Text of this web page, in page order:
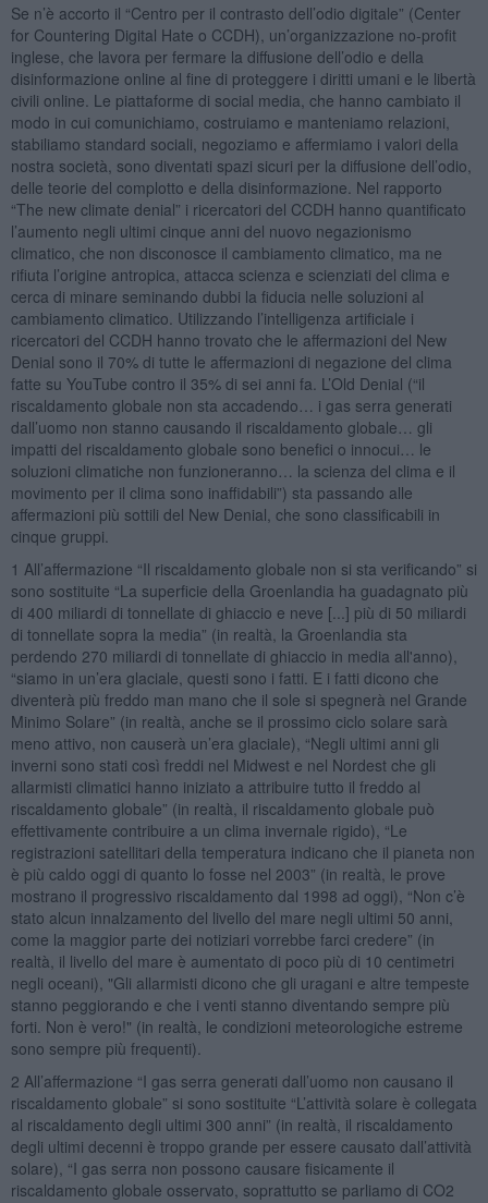
Se n’è accorto il “Centro per il contrasto dell’odio digitale” (Center
for Countering Digital Hate o CCDH), un’organizzazione no-profit
inglese, che lavora per fermare la diffusione dell’odio e della
disinformazione online al fine di proteggere i diritti umani e le libertà
civili online. Le piattaforme di social media, che hanno cambiato il
modo in cui comunichiamo, costruiamo e manteniamo relazioni,
stabiliamo standard sociali, negoziamo e affermiamo i valori della
nostra società, sono diventati spazi sicuri per la diffusione dell’odio,
delle teorie del complotto e della disinformazione. Nel rapporto
“The new climate denial” i ricercatori del CCDH hanno quantificato
l’aumento negli ultimi cinque anni del nuovo negazionismo
climatico, che non disconosce il cambiamento climatico, ma ne
rifiuta l’origine antropica, attacca scienza e scienziati del clima e
cerca di minare seminando dubbi la fiducia nelle soluzioni al
cambiamento climatico. Utilizzando l’intelligenza artificiale i
ricercatori del CCDH hanno trovato che le affermazioni del New
Denial sono il 70% di tutte le affermazioni di negazione del clima
fatte su YouTube contro il 35% di sei anni fa. L’Old Denial (“il
riscaldamento globale non sta accadendo… i gas serra generati
dall’uomo non stanno causando il riscaldamento globale… gli
impatti del riscaldamento globale sono benefici o innocui… le
soluzioni climatiche non funzioneranno… la scienza del clima e il
movimento per il clima sono inaffidabili”) sta passando alle
affermazioni più sottili del New Denial, che sono classificabili in
cinque gruppi.
1 All’affermazione “Il riscaldamento globale non si sta verificando” si
sono sostituite “La superficie della Groenlandia ha guadagnato più
di 400 miliardi di tonnellate di ghiaccio e neve [...] più di 50 miliardi
di tonnellate sopra la media” (in realtà, la Groenlandia sta
perdendo 270 miliardi di tonnellate di ghiaccio in media all'anno),
“siamo in un’era glaciale, questi sono i fatti. E i fatti dicono che
diventerà più freddo man mano che il sole si spegnerà nel Grande
Minimo Solare” (in realtà, anche se il prossimo ciclo solare sarà
meno attivo, non causerà un’era glaciale), “Negli ultimi anni gli
inverni sono stati così freddi nel Midwest e nel Nordest che gli
allarmisti climatici hanno iniziato a attribuire tutto il freddo al
riscaldamento globale” (in realtà, il riscaldamento globale può
effettivamente contribuire a un clima invernale rigido), “Le
registrazioni satellitari della temperatura indicano che il pianeta non
è più caldo oggi di quanto lo fosse nel 2003” (in realtà, le prove
mostrano il progressivo riscaldamento dal 1998 ad oggi), “Non c’è
stato alcun innalzamento del livello del mare negli ultimi 50 anni,
come la maggior parte dei notiziari vorrebbe farci credere” (in
realtà, il livello del mare è aumentato di poco più di 10 centimetri
negli oceani), "Gli allarmisti dicono che gli uragani e altre tempeste
stanno peggiorando e che i venti stanno diventando sempre più
forti. Non è vero!" (in realtà, le condizioni meteorologiche estreme
sono sempre più frequenti).
2 All’affermazione “I gas serra generati dall’uomo non causano il
riscaldamento globale” si sono sostituite “L’attività solare è collegata
al riscaldamento degli ultimi 300 anni” (in realtà, il riscaldamento
degli ultimi decenni è troppo grande per essere causato dall’attività
solare), “I gas serra non possono causare fisicamente il
riscaldamento globale osservato, soprattutto se parliamo di CO2